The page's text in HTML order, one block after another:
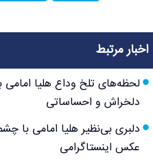
اخبار مرتبط
لحظه‌های تلخ وداع هلیا امامی
دلخراش و احساساتی
دلبری بی‌نظیر هلیا امامی با
عکس اینستاگرامی